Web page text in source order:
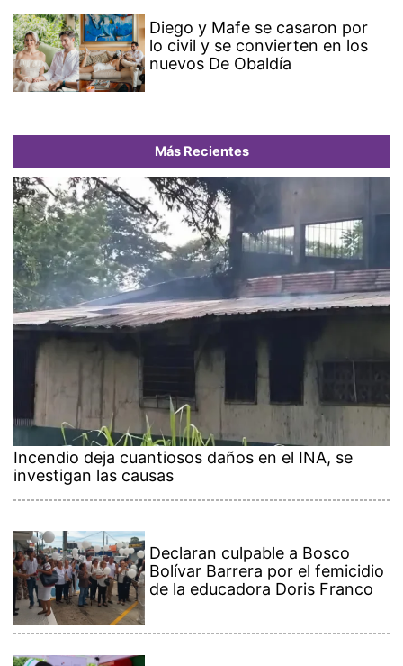
Diego y Mafe se casaron por
lo civil y se convierten en los
nuevos De Obaldía
Más Recientes
Incendio deja cuantiosos daños en el INA, se
investigan las causas
Declaran culpable a Bosco
Bolívar Barrera por el femicidio
de la educadora Doris Franco